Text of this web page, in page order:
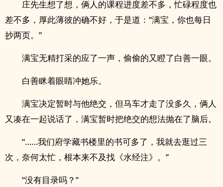
庄先生想了想，俩人的课程进度差不多，忙碌程度也
差不多，厚此薄彼的确不好，于是道：“满宝，你也每日
抄两页。”
满宝无精打采的应了一声，偷偷的又瞪了白善一眼。
白善眯着眼睛冲她乐。
满宝决定暂时与他绝交，但马车才走了没多久，俩人
又凑在一起说话了，满宝暂时把绝交的想法抛在了脑后。
“……我们府学藏书楼里的书可多了，我就去逛过三
次，奈何太忙，根本来不及找《水经注》。”
“没有目录吗？”